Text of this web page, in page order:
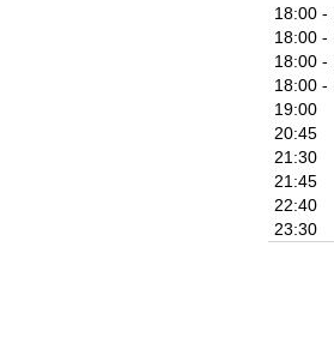
18:00 -
18:00 -
18:00 -
18:00 -
19:00
20:45
21:30
21:45
22:40
23:30